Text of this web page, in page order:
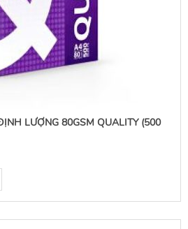
LƯỢNG 80GSM QUALITY (500